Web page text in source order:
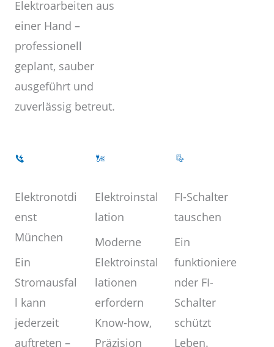
Elektroarbeiten aus
einer Hand –
professionell
geplant, sauber
ausgeführt und
zuverlässig betreut.
Elektronotdi
enst
München
Ein
Stromausfal
l kann
jederzeit
auftreten –
Elektroinstal
lation
Moderne
Elektroinstal
lationen
erfordern
Know-how,
Präzision
FI-Schalter
tauschen
Ein
funktioniere
nder FI-
Schalter
schützt
Leben.